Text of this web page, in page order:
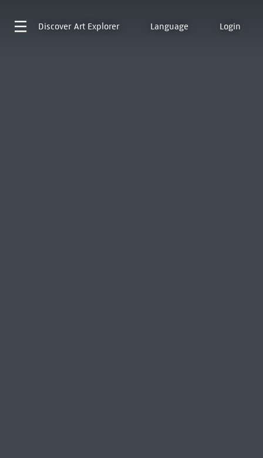
Discover Art Explorer Language Login